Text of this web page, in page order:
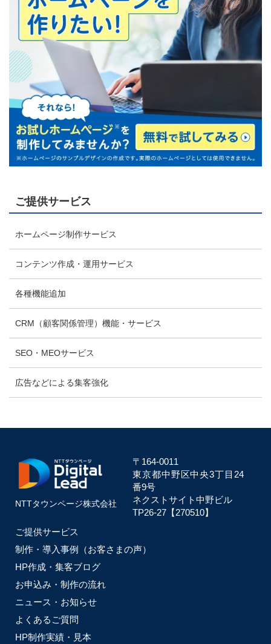
ご提供サービス
ホームページ制作サービス
コンテンツ作成・運用サービス
各種機能追加
CRM（顧客関係管理）機能・サービス
SEO・MEOサービス
広告などによる集客強化
NTTタウンページ株式会社
ご提供サービス
制作・導入事例（お客さまの声）
HP作成・集客ブログ
お申込み・制作の流れ
ニュース・お知らせ
よくあるご質問
HP制作実績・見本
〒164-0011
東京都中野区中央3丁目24
番9号
ネクストサイト中野ビル
TP26-27【270510】